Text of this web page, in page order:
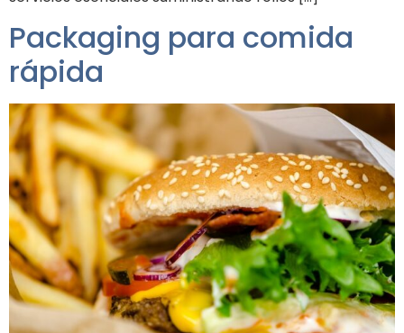
Packaging para comida
rápida